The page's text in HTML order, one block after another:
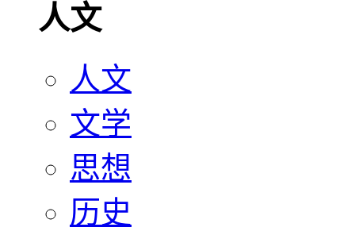
人文
人文
文学
思想
历史